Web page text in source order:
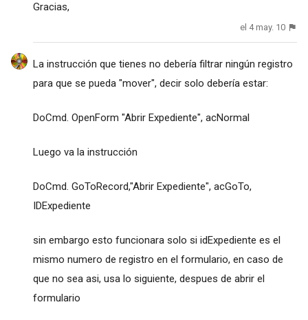
Gracias,
el 4 may. 10
La instrucción que tienes no debería filtrar ningún registro
para que se pueda "mover", decir solo debería estar:
DoCmd. OpenForm "Abrir Expediente", acNormal
Luego va la instrucción
DoCmd. GoToRecord,"Abrir Expediente", acGoTo,
IDExpediente
sin embargo esto funcionara solo si idExpediente es el
mismo numero de registro en el formulario, en caso de
que no sea asi, usa lo siguiente, despues de abrir el
formulario